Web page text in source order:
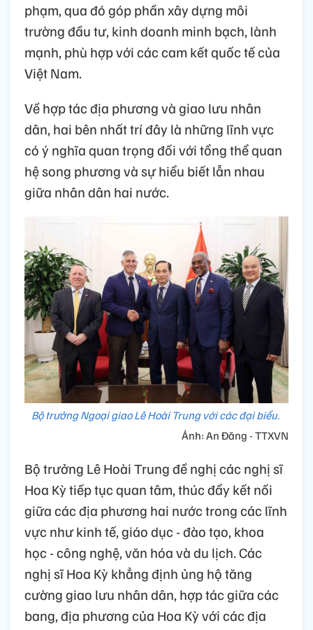
phạm, qua đó góp phần xây dựng môi
trường đầu tư, kinh doanh minh bạch, lành
mạnh, phù hợp với các cam kết quốc tế của
Việt Nam.
Về hợp tác địa phương và giao lưu nhân
dân, hai bên nhất trí đây là những lĩnh vực
có ý nghĩa quan trọng đối với tổng thể quan
hệ song phương và sự hiểu biết lẫn nhau
giữa nhân dân hai nước.
Bộ trưởng Ngoại giao Lê Hoài Trung với các đại biểu.
Ảnh: An Đăng - TTXVN
Bộ trưởng Lê Hoài Trung đề nghị các nghị sĩ
Hoa Kỳ tiếp tục quan tâm, thúc đẩy kết nối
giữa các địa phương hai nước trong các lĩnh
vực như kinh tế, giáo dục - đào tạo, khoa
học - công nghệ, văn hóa và du lịch. Các
nghị sĩ Hoa Kỳ khẳng định ủng hộ tăng
cường giao lưu nhân dân, hợp tác giữa các
bang, địa phương của Hoa Kỳ với các địa